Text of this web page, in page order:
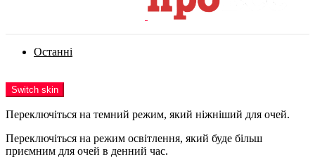
Останні
Switch skin
Переключіться на темний режим, який ніжніший для очей.
Переключіться на режим освітлення, який буде більш
приємним для очей в денний час.